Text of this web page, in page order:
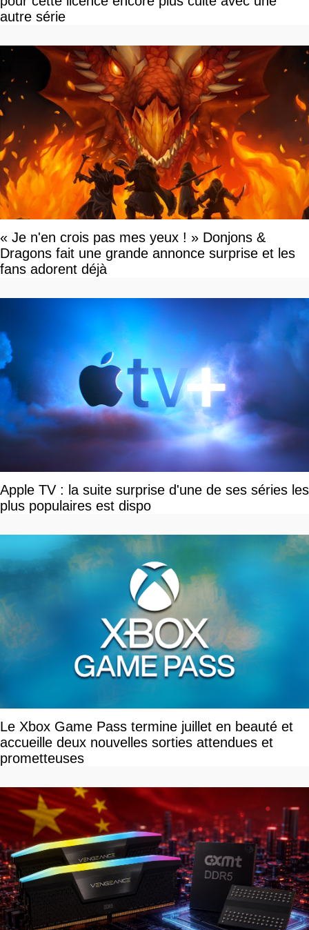
autre série
« Je n'en crois pas mes yeux ! » Donjons &
Dragons fait une grande annonce surprise et les
fans adorent déjà
Apple TV : la suite surprise d'une de ses séries les
plus populaires est dispo
Le Xbox Game Pass termine juillet en beauté et
accueille deux nouvelles sorties attendues et
prometteuses